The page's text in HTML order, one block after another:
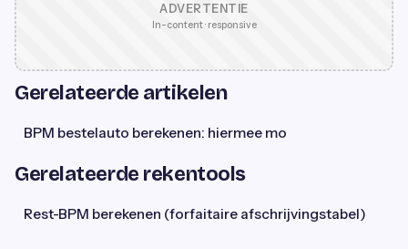
ADVERTENTIE
In-content · responsive
Gerelateerde artikelen
BPM bestelauto berekenen: hiermee mo
Gerelateerde rekentools
Rest-BPM berekenen (forfaitaire afschrijvingstabel)